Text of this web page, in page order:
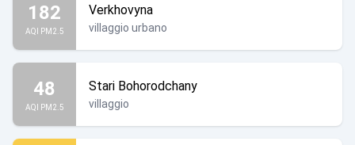
182
AQI PM2.5
Verkhovyna
villaggio urbano
48
AQI PM2.5
Stari Bohorodchany
villaggio